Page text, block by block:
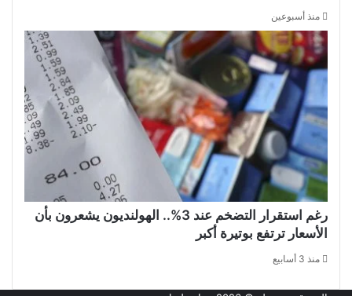
منذ أسبوعين
رغم استقرار التضخم عند 3%.. الهولنديون يشعرون بأن
الأسعار ترتفع بوتيرة أكبر
منذ 3 أسابيع